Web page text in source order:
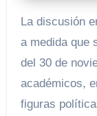
La discusión en la esfera pública ha cobrado fuerza
a medida que
del 30 de
académicos,
figuras